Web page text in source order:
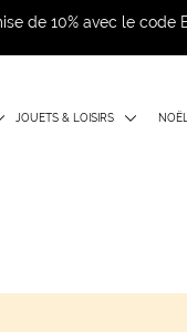
de 10% avec le
JOUETS & LOISIRS